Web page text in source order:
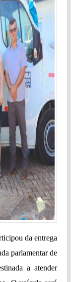
da entrega
parlamentar de
a atender